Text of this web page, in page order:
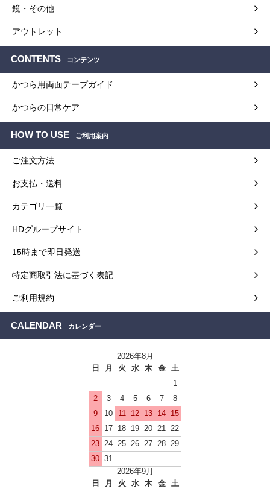
鏡・その他
アウトレット
CONTENTS コンテンツ
かつら用両面テープガイド
かつらの日常ケア
HOW TO USE ご利用案内
ご注文方法
お支払・送料
カテゴリ一覧
HDグループサイト
15時まで即日発送
特定商取引法に基づく表記
ご利用規約
CALENDAR カレンダー
2026年8月
日
月 火 水 木 金
土
1
2
3 4 5 6 7
8
9
10 11 12 13 14 15
16 17 18 19 20 21 22
23 24 25 26 27 28 29
30 31
2026年9月
日
月 火 水 木 金
土